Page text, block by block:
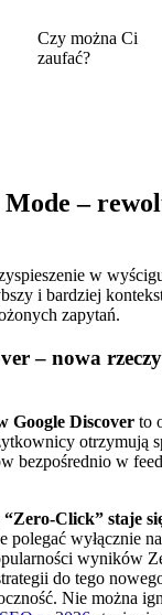
Czy można Ci
zaufać?
–
w
i bardziej
zapytań.
– nowa
Google Discover to
otrzymują
bezpośrednio w
Click” staje
polegać wyłącznie
wyników
do tego
Nie można